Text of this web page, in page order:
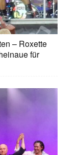
– Roxette
für